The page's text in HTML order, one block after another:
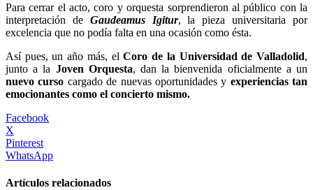
Para cerrar el acto, coro y orquesta sorprendieron al público con la
interpretación de Gaudeamus Igitur, la pieza universitaria por
excelencia que no podía falta en una ocasión como ésta.
Así pues, un año más, elCoro de la Universidad de Valladolid,
junto a la Joven Orquesta, dan la bienvenida oficialmente a un
nuevo curso cargado de nuevas oportunidades y experiencias tan
emocionantes como el concierto mismo.
Facebook
X
Pinterest
WhatsApp
Artículos relacionados